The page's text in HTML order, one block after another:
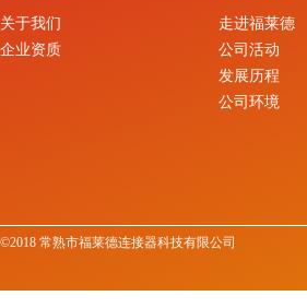
关于我们
企业资质
走进福莱德
公司活动
发展历程
公司环境
©2018 常熟市福莱德连接器科技有限公司